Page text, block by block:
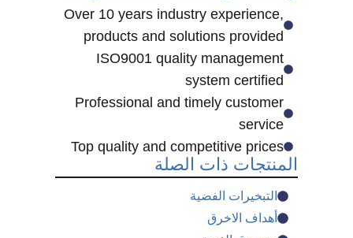
Over 10 years industry experience,
products and solutions provided
ISO9001 quality management
system certified
Professional and timely customer
service
Top quality and competitive prices
المنتجات ذات الصلة
التبخيرات الفضية
أهداف الاخرق